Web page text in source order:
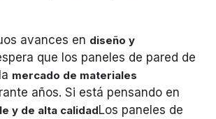
avances en diseño y
que los paneles de pared de
mercado de materiales
años. Si está pensando en
y de alta calidadLos paneles de